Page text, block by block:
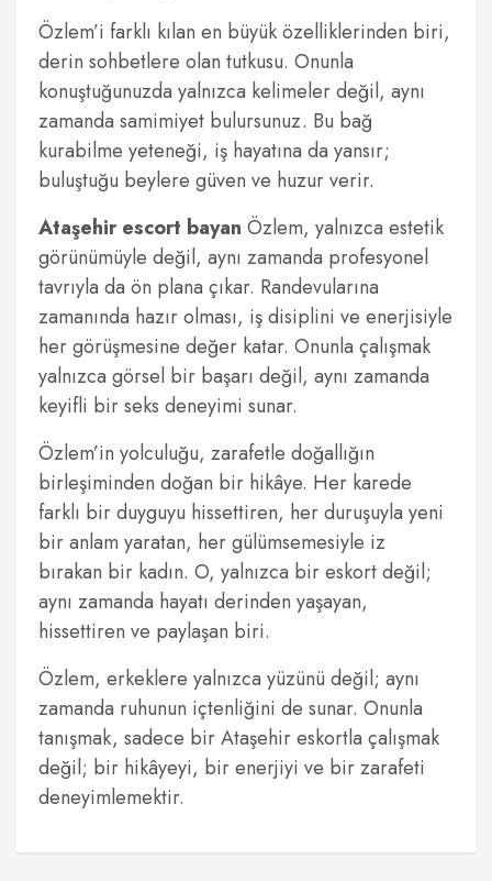
Özlem’i farklı kılan en büyük özelliklerinden biri,
derin sohbetlere olan tutkusu. Onunla
konuştuğunuzda yalnızca kelimeler değil, aynı
zamanda samimiyet bulursunuz. Bu bağ
kurabilme yeteneği, iş hayatına da yansır;
buluştuğu beylere güven ve huzur verir.
Ataşehir escort bayan Özlem, yalnızca estetik
görünümüyle değil, aynı zamanda profesyonel
tavrıyla da ön plana çıkar. Randevularına
zamanında hazır olması, iş disiplini ve enerjisiyle
her görüşmesine değer katar. Onunla çalışmak
yalnızca görsel bir başarı değil, aynı zamanda
keyifli bir seks deneyimi sunar.
Özlem’in yolculuğu, zarafetle doğallığın
birleşiminden doğan bir hikâye. Her karede
farklı bir duyguyu hissettiren, her duruşuyla yeni
bir anlam yaratan, her gülümsemesiyle iz
bırakan bir kadın. O, yalnızca bir eskort değil;
aynı zamanda hayatı derinden yaşayan,
hissettiren ve paylaşan biri.
Özlem, erkeklere yalnızca yüzünü değil; aynı
zamanda ruhunun içtenliğini de sunar. Onunla
tanışmak, sadece bir Ataşehir eskortla çalışmak
değil; bir hikâyeyi, bir enerjiyi ve bir zarafeti
deneyimlemektir.